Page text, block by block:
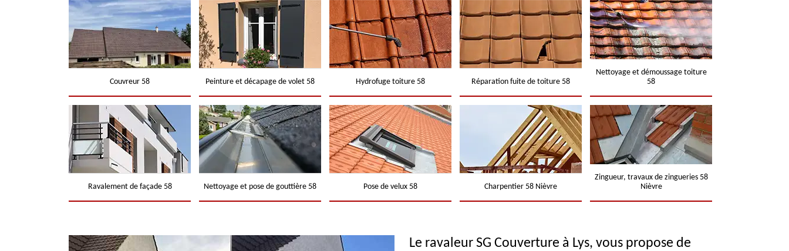
Couvreur 58 Peinture et décapage de volet 58 Hydrofuge toiture 58 Réparation fuite de toiture 58
Nettoyage et démoussage toiture
58
Ravalement de façade 58 Nettoyage et pose de gouttière 58 Pose de velux 58 Charpentier 58 Nièvre
Zingueur, travaux de zingueries 58
Nièvre
Le ravaleur SG Couverture à Lys, vous propose de